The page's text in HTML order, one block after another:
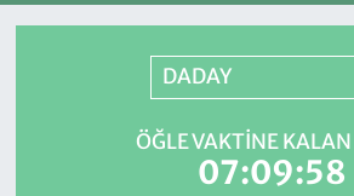
DADAY
ÖĞLE VAKTINE KALAN
07:09:58
Süper Lig Puan Durumu ve
Son Dakika Haberleri